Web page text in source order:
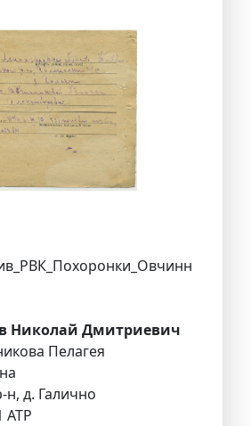
Николай Дмитриевич
Пелагея
н, д. Галично
АТР